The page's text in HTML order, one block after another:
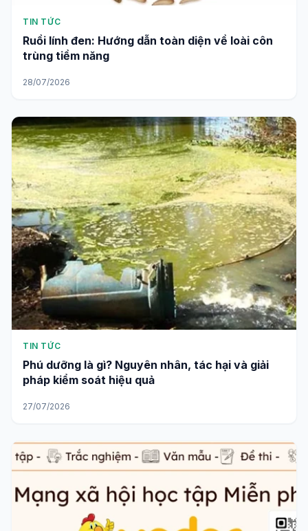
TIN TỨC
Ruồi lính đen: Hướng dẫn toàn diện về loài côn
trùng tiềm năng
28/07/2026
TIN TỨC
Phú dưỡng là gì? Nguyên nhân, tác hại và giải
pháp kiểm soát hiệu quả
27/07/2026